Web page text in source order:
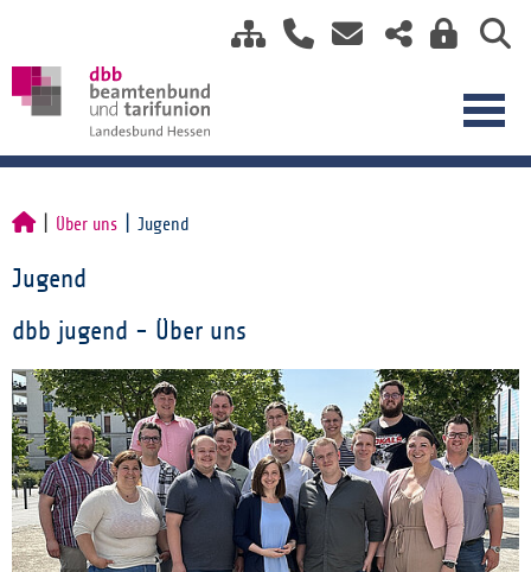
Über uns Jugend
Jugend
dbb jugend - Über uns